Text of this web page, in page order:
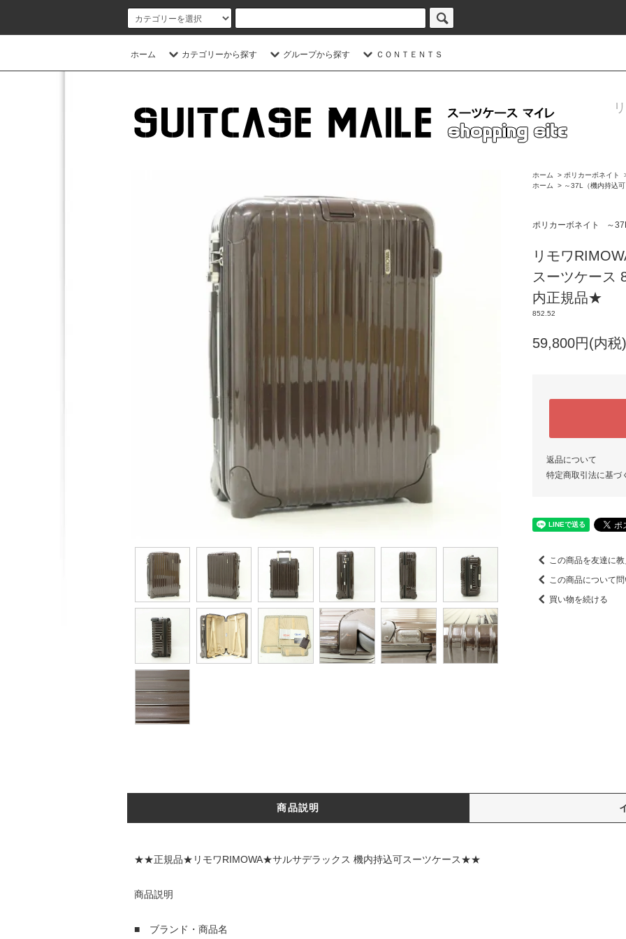
ホーム カテゴリーから探す グループから探す ＣＯＮＴＥＮＴＳ
ホーム > ポリカーボネイト
ホーム
> ～37L（機内持込
ポリカーボネイト ～
リモワ
スーツケー
内正規品★
852.52
59,800円(内税)
返品について
特定商取引法に基づ
この商品を友達に
この商品について
買い物を続ける
商品説明
★★正規品★リモワRIMOWA★サルサデラックス 機内持込可スーツケース★★
商品説明
■ ブランド・商品名